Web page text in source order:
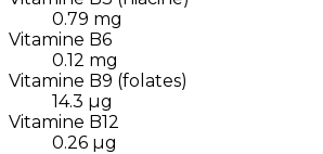
0.79 mg
Vitamine B6
0.12 mg
Vitamine B9 (folates)
14.3 µg
Vitamine B12
0.26 µg